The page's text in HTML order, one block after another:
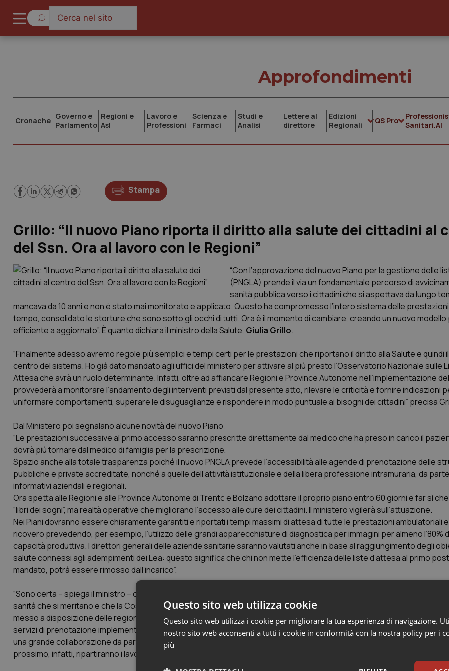
Approfondimenti
Cronache Governo e
Parlamento
Regioni e
Asl
Lavoro e
Professioni
Scienza e
Farmaci
Studi e
Analisi
Lettere al
direttore
Edizioni
Regionali
QS Pro
Sanitari.AI
Stampa
Grillo: “Il nuovo Piano riporta il diritto alla salute dei cittadini al
del Ssn. Ora al lavoro con le Regioni”
“Con l’approvazione del nuovo Piano per la gestione delle
(PNGLA) prende il via un fondamentale percorso di
sanità pubblica verso i cittadini che si aspettava da lungo
mancava da 10 anni e non è stato mai monitorato e applicato. Questo ha compromesso l’intero sistema delle
tempo, consolidato le storture che sono sotto gli occhi di tutti. Ora è il momento di cambiare, creando un nuovo modello
efficiente a aggiornato”. È quanto dichiara il ministro della Salute, Giulia Grillo.
“Finalmente adesso avremo regole più semplici e tempi certi per le prestazioni che riportano il diritto alla Salute e quindi
centro del sistema. Ho già dato mandato agli uffici del ministero per attivare al più presto l’Osservatorio Nazionale sulle
Attesa che avrà un ruolo determinante. Infatti, oltre ad affiancare Regioni e Province Autonome nell’implementazione
provvederà a monitorare l’andamento degli interventi previsti dal presente atto, rilevare le criticità e fornire indicazioni
uniformare comportamenti, superare le disuguaglianze e rispondere in modo puntuale ai bisogni dei cittadini” precisa
Dal Ministero poi segnalano alcune novità del nuovo Piano.
“Le prestazioni successive al primo accesso saranno prescritte direttamente dal medico che ha preso in carico il
dovrà più tornare dal medico di famiglia per la prescrizione.
Spazio anche alla totale trasparenza poiché il nuovo PNGLA prevede l’accessibilità alle agende di prenotazione delle
pubbliche e private accreditate, nonché a quelle dell’attività istituzionale e della libera professione intramuraria, da
informativi aziendali e regionali.
Ora spetta alle Regioni e alle Province Autonome di Trento e Bolzano adottare il proprio piano entro 60 giorni e far sì
“libri dei sogni”, ma realtà operative che migliorano l’accesso alle cure dei cittadini. Il ministero vigilerà sull’attuazione.
Nei Piani dovranno essere chiaramente garantiti e riportati i tempi massimi di attesa di tutte le prestazioni ambulatoriali e
ricovero prevedendo, per esempio, l’utilizzo delle grandi apparecchiature di diagnostica per immagini per almeno l’80%
capacità produttiva. I direttori generali delle aziende sanitarie saranno valutati anche in base al raggiungimento degli
salute connessi agli adempimenti dei Lea: questo significa che chi non mette l’efficienza delle liste d’attesa al primo
mandato, potrà essere rimosso dall’incarico”.
“Sono certa – spiega il ministro – che tutti insieme potremo mettere a disposizione dei cittadini, a prescindere dalla loro
sanità che si meritano e che la Costituzione garantisce e tutela. Questo Governo già nella legge di bilancio per il triennio
messo a disposizione delle regioni importanti risorse (350 milioni ad hoc, che mai prima ad ora erano stati previsti) per
servizi di prenotazione implementando i Cup digitali e tutte le misure per rendere più efficiente il sistema. Sono
una grande collaborazione da parte di tutti gli attori coinvolti nel nuovo Piano già a partire dalla prossima settimana.
prossimo, infatti, ripartiranno i lavori con le Regioni relativi alla stesura del prossimo Patto della Salute per gli anni 2019-21”.
Questo sito web utilizza cookie
Questo sito web utilizza i cookie per migliorare la tua esperienza di navigazione.
nostro sito web acconsenti a tutti i cookie in conformità con la nostra policy per i
più